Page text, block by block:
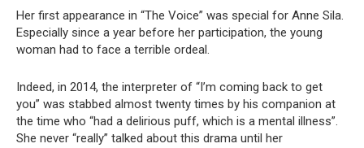
Her first appearance in “The Voice” was special for Anne Sila.
Especially since a year before her participation, the young
woman had to face a terrible ordeal.
Indeed, in 2014, the interpreter of “I’m coming back to get
you” was stabbed almost twenty times by his companion at
the time who “had a delirious puff, which is a mental illness”.
She never “really” talked about this drama until her